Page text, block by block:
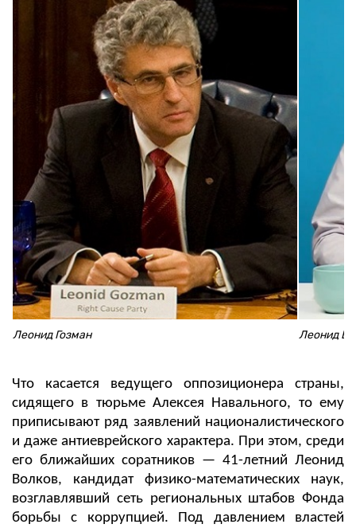
Леонид Гозман Леонид
Что касается ведущего оппозиционера страны,
сидящего в тюрьме Алексея Навального, то ему
приписывают ряд заявлений националистического
и даже антиеврейского характера. При этом, среди
его ближайших соратников — 41-летний Леонид
Волков, кандидат физико-математических наук,
возглавлявший сеть региональных штабов Фонда
борьбы с коррупцией. Под давлением властей